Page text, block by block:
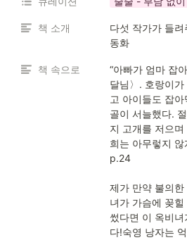
책 소개
다섯 작가가 들려
동화
책 속으로
“아빠가 엄마 잡
달님〉. 호랑이
고 아이들도 잡
골이 서늘했다.
지 고개를 저으
희는 아무렇지
p.24
제가 만약 불의
녀가 가슴에 꽂
썼다면 이 옥비
다!숙영 낭자는